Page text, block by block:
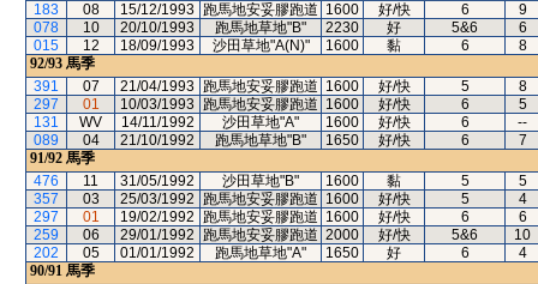
183
08 15/12/1993 跑馬地安妥膠跑道 1600 好/快 6
9
078
10 20/10/1993 跑馬地草地"B" 2230 好 5&6
6
015
12 18/09/1993 沙田草地"A(N)" 1600 黏 6
8
92/93 馬季
391
07 21/04/1993 跑馬地安妥膠跑道 1600 好/快 5
8
297
01 10/03/1993 跑馬地安妥膠跑道 1600 好/快 6
5
131
WV 14/11/1992 沙田草地"A" 1600 好/快 6
--
089
04 21/10/1992 跑馬地草地"B" 1650 好/快 6
7
91/92 馬季
476
11 31/05/1992 沙田草地"B" 1600 黏 5
5
357
03 25/03/1992 跑馬地安妥膠跑道 1600 好/快 5
4
297
01 19/02/1992 跑馬地安妥膠跑道 1600 好/快 6
6
259
06 29/01/1992 跑馬地安妥膠跑道 2000 好/快 5&6
10
202
05 01/01/1992 跑馬地草地"A" 1650 好 6
4
90/91 馬季